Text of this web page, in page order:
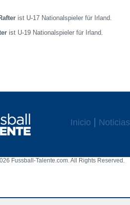
ist U-17 Nationalspieler für Irland.
ist U-19 Nationalspieler für Irland.
Inicio Noticias
Fussball-Talente.com. All Rights Reserved.